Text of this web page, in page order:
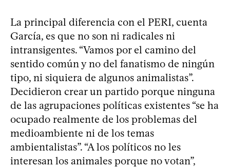
La principal diferencia con el PERI, cuenta
García, es que no son ni radicales ni
intransigentes. “Vamos por el camino del
sentido común y no del fanatismo de ningún
tipo, ni siquiera de algunos animalistas”.
Decidieron crear un partido porque ninguna
de las agrupaciones políticas existentes “se ha
ocupado realmente de los problemas del
medioambiente ni de los temas
ambientalistas”. “A los políticos no les
interesan los animales porque no votan”,